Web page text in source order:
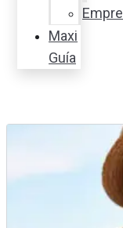
Maxi
Guía